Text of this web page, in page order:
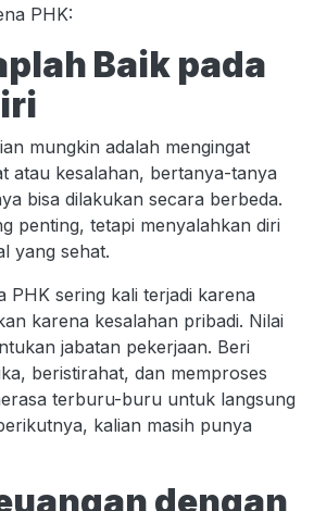
PHK:
Baik pada
mungkin adalah mengingat
atau kesalahan, bertanya-tanya
bisa dilakukan secara berbeda.
penting, tetapi menyalahkan diri
yang sehat.
PHK sering kali terjadi karena
karena kesalahan pribadi. Nilai
jabatan pekerjaan. Beri
beristirahat, dan memproses
terburu-buru untuk langsung
kalian masih punya
dengan